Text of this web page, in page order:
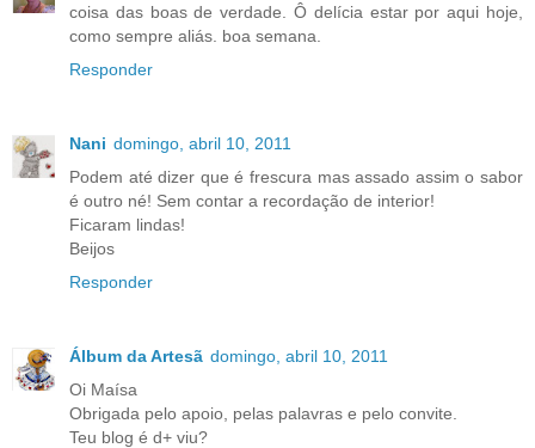
coisa das boas de verdade. Ô delícia estar por aqui hoje,
como sempre aliás. boa semana.
Responder
Nani domingo, abril 10, 2011
Podem até dizer que é frescura mas assado assim o sabor
é outro né! Sem contar a recordação de interior!
Ficaram lindas!
Beijos
Responder
Álbum da Artesã domingo, abril 10, 2011
Oi Maísa
Obrigada pelo apoio, pelas palavras e pelo convite.
Teu blog é d+ viu?